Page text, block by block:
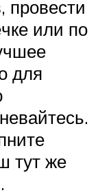
провести
или по
для
тут же